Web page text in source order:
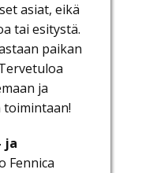
asiat, eikä
tai esitystä.
paikan
ja
ja
Fennica